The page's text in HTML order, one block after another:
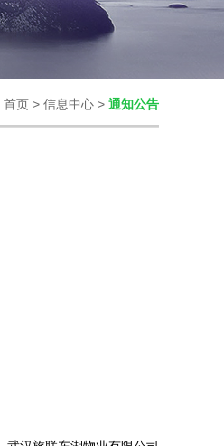
首页 > 信息中心 > 通知公告